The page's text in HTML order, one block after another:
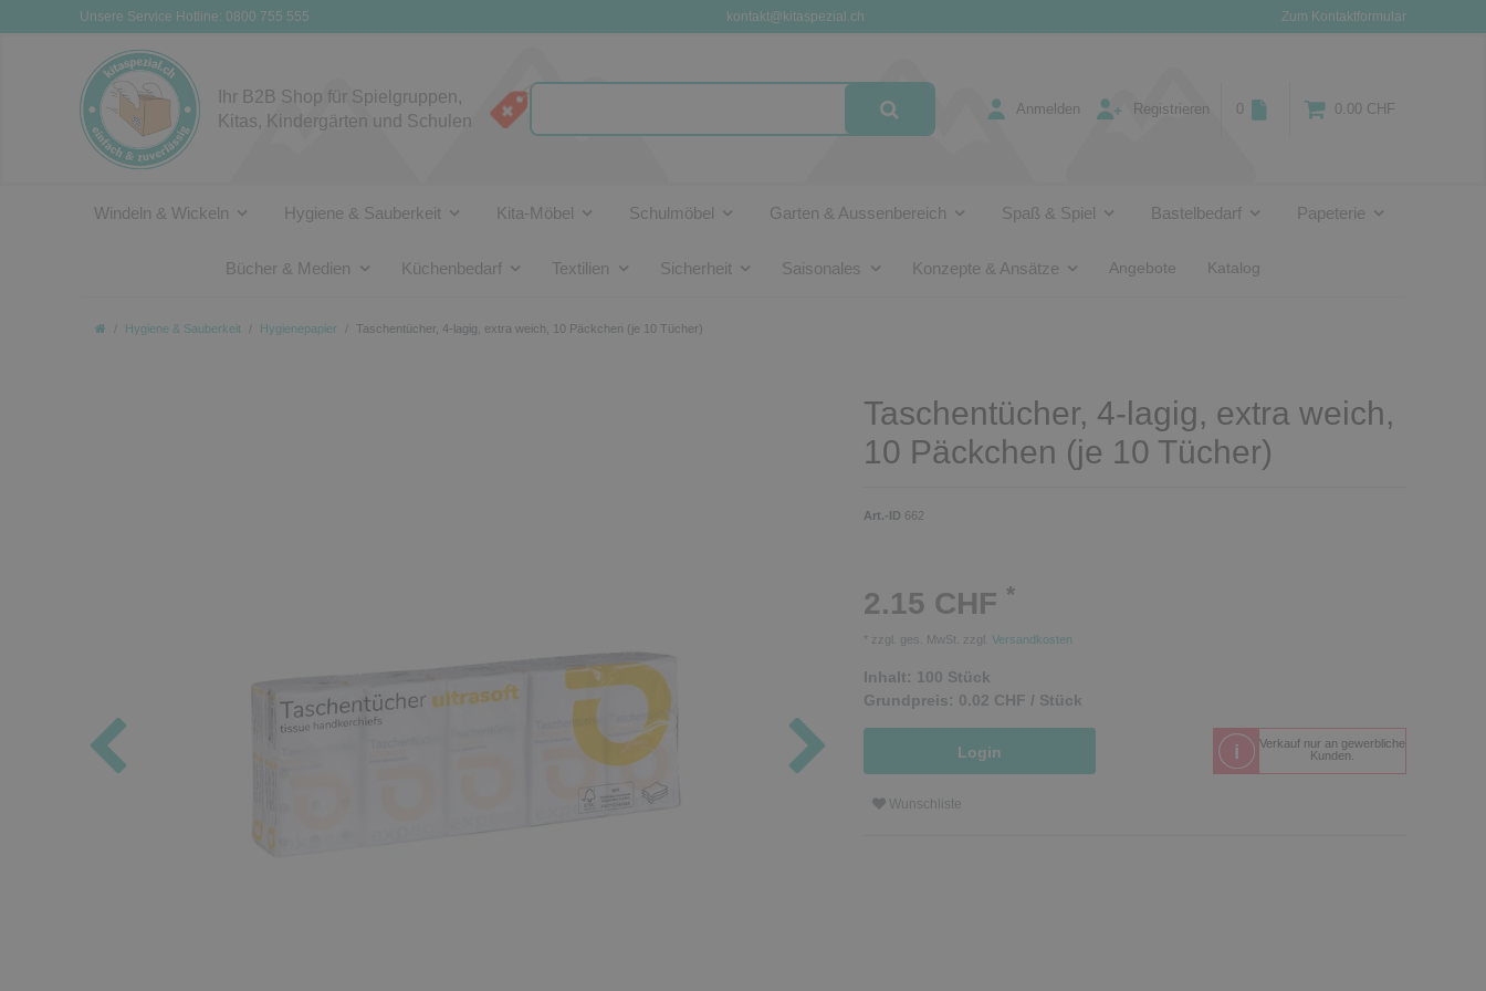
Unsere Service Hotline: 0800 755 555 kontakt@kitaspezial.ch Zum Kontaktformular
Ihr B2B Shop für Spielgruppen,
Kitas, Kindergärten und Schulen
Anmelden Registrieren 0 0.00 CHF
Windeln & Wickeln Hygiene & Sauberkeit Kita-Möbel Schulmöbel Garten & Aussenbereich Spaß & Spiel Bastelbedarf Papeterie
Bücher & Medien Küchenbedarf Textilien Sicherheit Saisonales Konzepte & Ansätze Angebote Katalog
Hygiene & Sauberkeit Hygienepapier Taschentücher, 4-lagig, extra weich, 10 Päckchen (je 10 Tücher)
Taschentücher, 4-lagig, extra weich,
10 Päckchen (je 10 Tücher)
Art.-ID 662
2.15 CHF *
* zzgl. ges. MwSt. zzgl. Versandkosten
Inhalt: 100 Stück
Grundpreis: 0.02 CHF / Stück
Login
Verkauf nur an gewerbliche
Kunden.
Wunschliste